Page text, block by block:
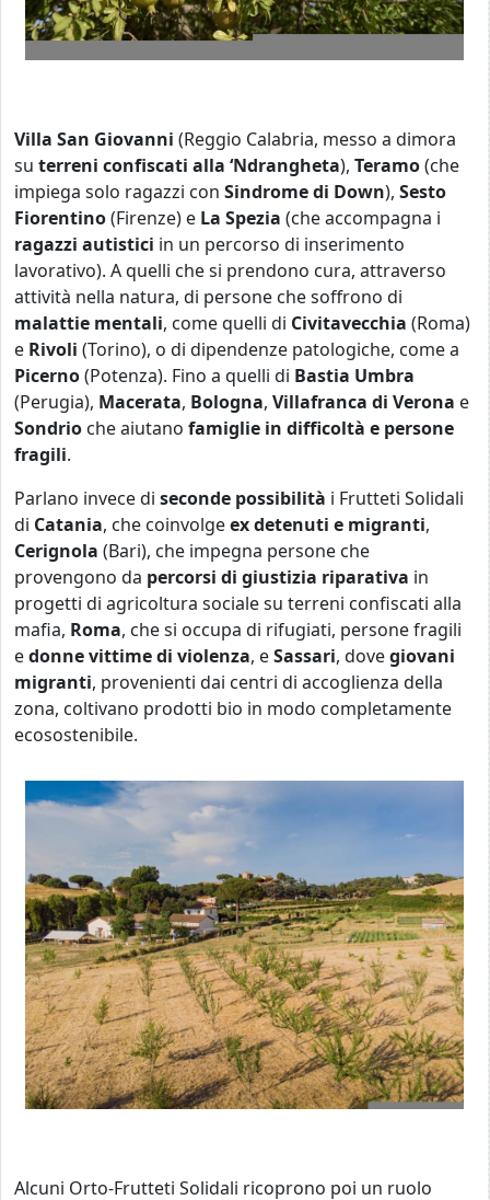
Villa San Giovanni (Reggio Calabria, messo a dimora
su terreni confiscati alla ‘Ndrangheta), Teramo(che
impiega solo ragazzi con Sindrome di Down), Sesto
Fiorentino(Firenze) e La Spezia (che accompagna i
ragazzi autistici in un percorso di inserimento
lavorativo). A quelli che si prendono cura, attraverso
attività nella natura, di persone che soffrono di
malattie mentali, come quelli di Civitavecchia (Roma)
e Rivoli (Torino), o di dipendenze patologiche, come a
Picerno(Potenza). Fino a quelli di Bastia Umbra
(Perugia), Macerata, Bologna, Villafranca di Verona e
Sondrio che aiutano famiglie in difficoltà e persone
fragili.
Parlano invece di seconde possibilità i Frutteti Solidali
di Catania, che coinvolgeex detenuti e migranti,
Cerignola (Bari), che impegna persone che
provengono da percorsi di giustizia riparativa in
progetti di agricoltura sociale su terreni confiscati alla
mafia, Roma, che si occupa di rifugiati, persone fragili
edonne vittime di violenza, eSassari, dovegiovani
migranti, provenienti dai centri di accoglienza della
zona, coltivano prodotti bio in modo completamente
ecosostenibile.
Alcuni Orto-Frutteti Solidali ricoprono poi un ruolo